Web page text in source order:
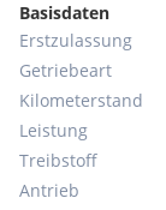
Basisdaten
Erstzulassung
Getriebeart
Kilometerstand
Leistung
Treibstoff
Antrieb